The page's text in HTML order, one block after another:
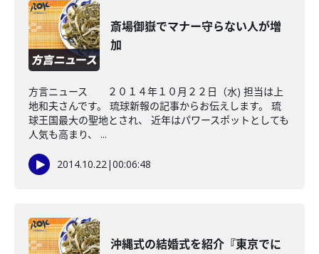
斎場御嶽でマナー守らない人が増
加
方言ニュース ２０１４年１０月２２日（水) 担当は上
地和夫さんです。 琉球新報の記事からお伝えします。 琉
球王国最大の聖地とされ、 近年はパワースポットとしても
人気も高まり、 ...
2014.10.22|00:06:48
沖縄式の結婚式を紹介『東京でに